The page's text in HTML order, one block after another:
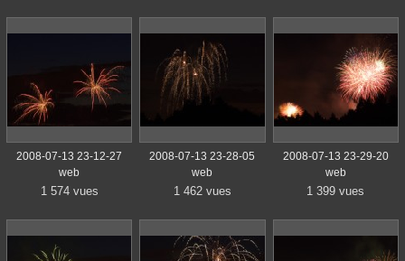
2008-07-13 23-12-27
web
1 574 vues
2008-07-13 23-28-05
web
1 462 vues
2008-07-13 23-29-20
web
1 399 vues